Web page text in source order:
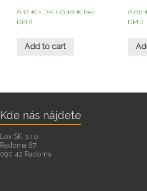
0,12€ s DPH (0,10€ bez
DPH)
Add to cart
0,06
DPH)
Kde nás nájdete
Lox SK, s.r.o.
Radoma 87
090 42 Radoma